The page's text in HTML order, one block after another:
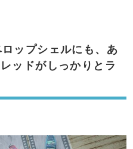
ップシェルにも、あ
ッドがしっかりとラ